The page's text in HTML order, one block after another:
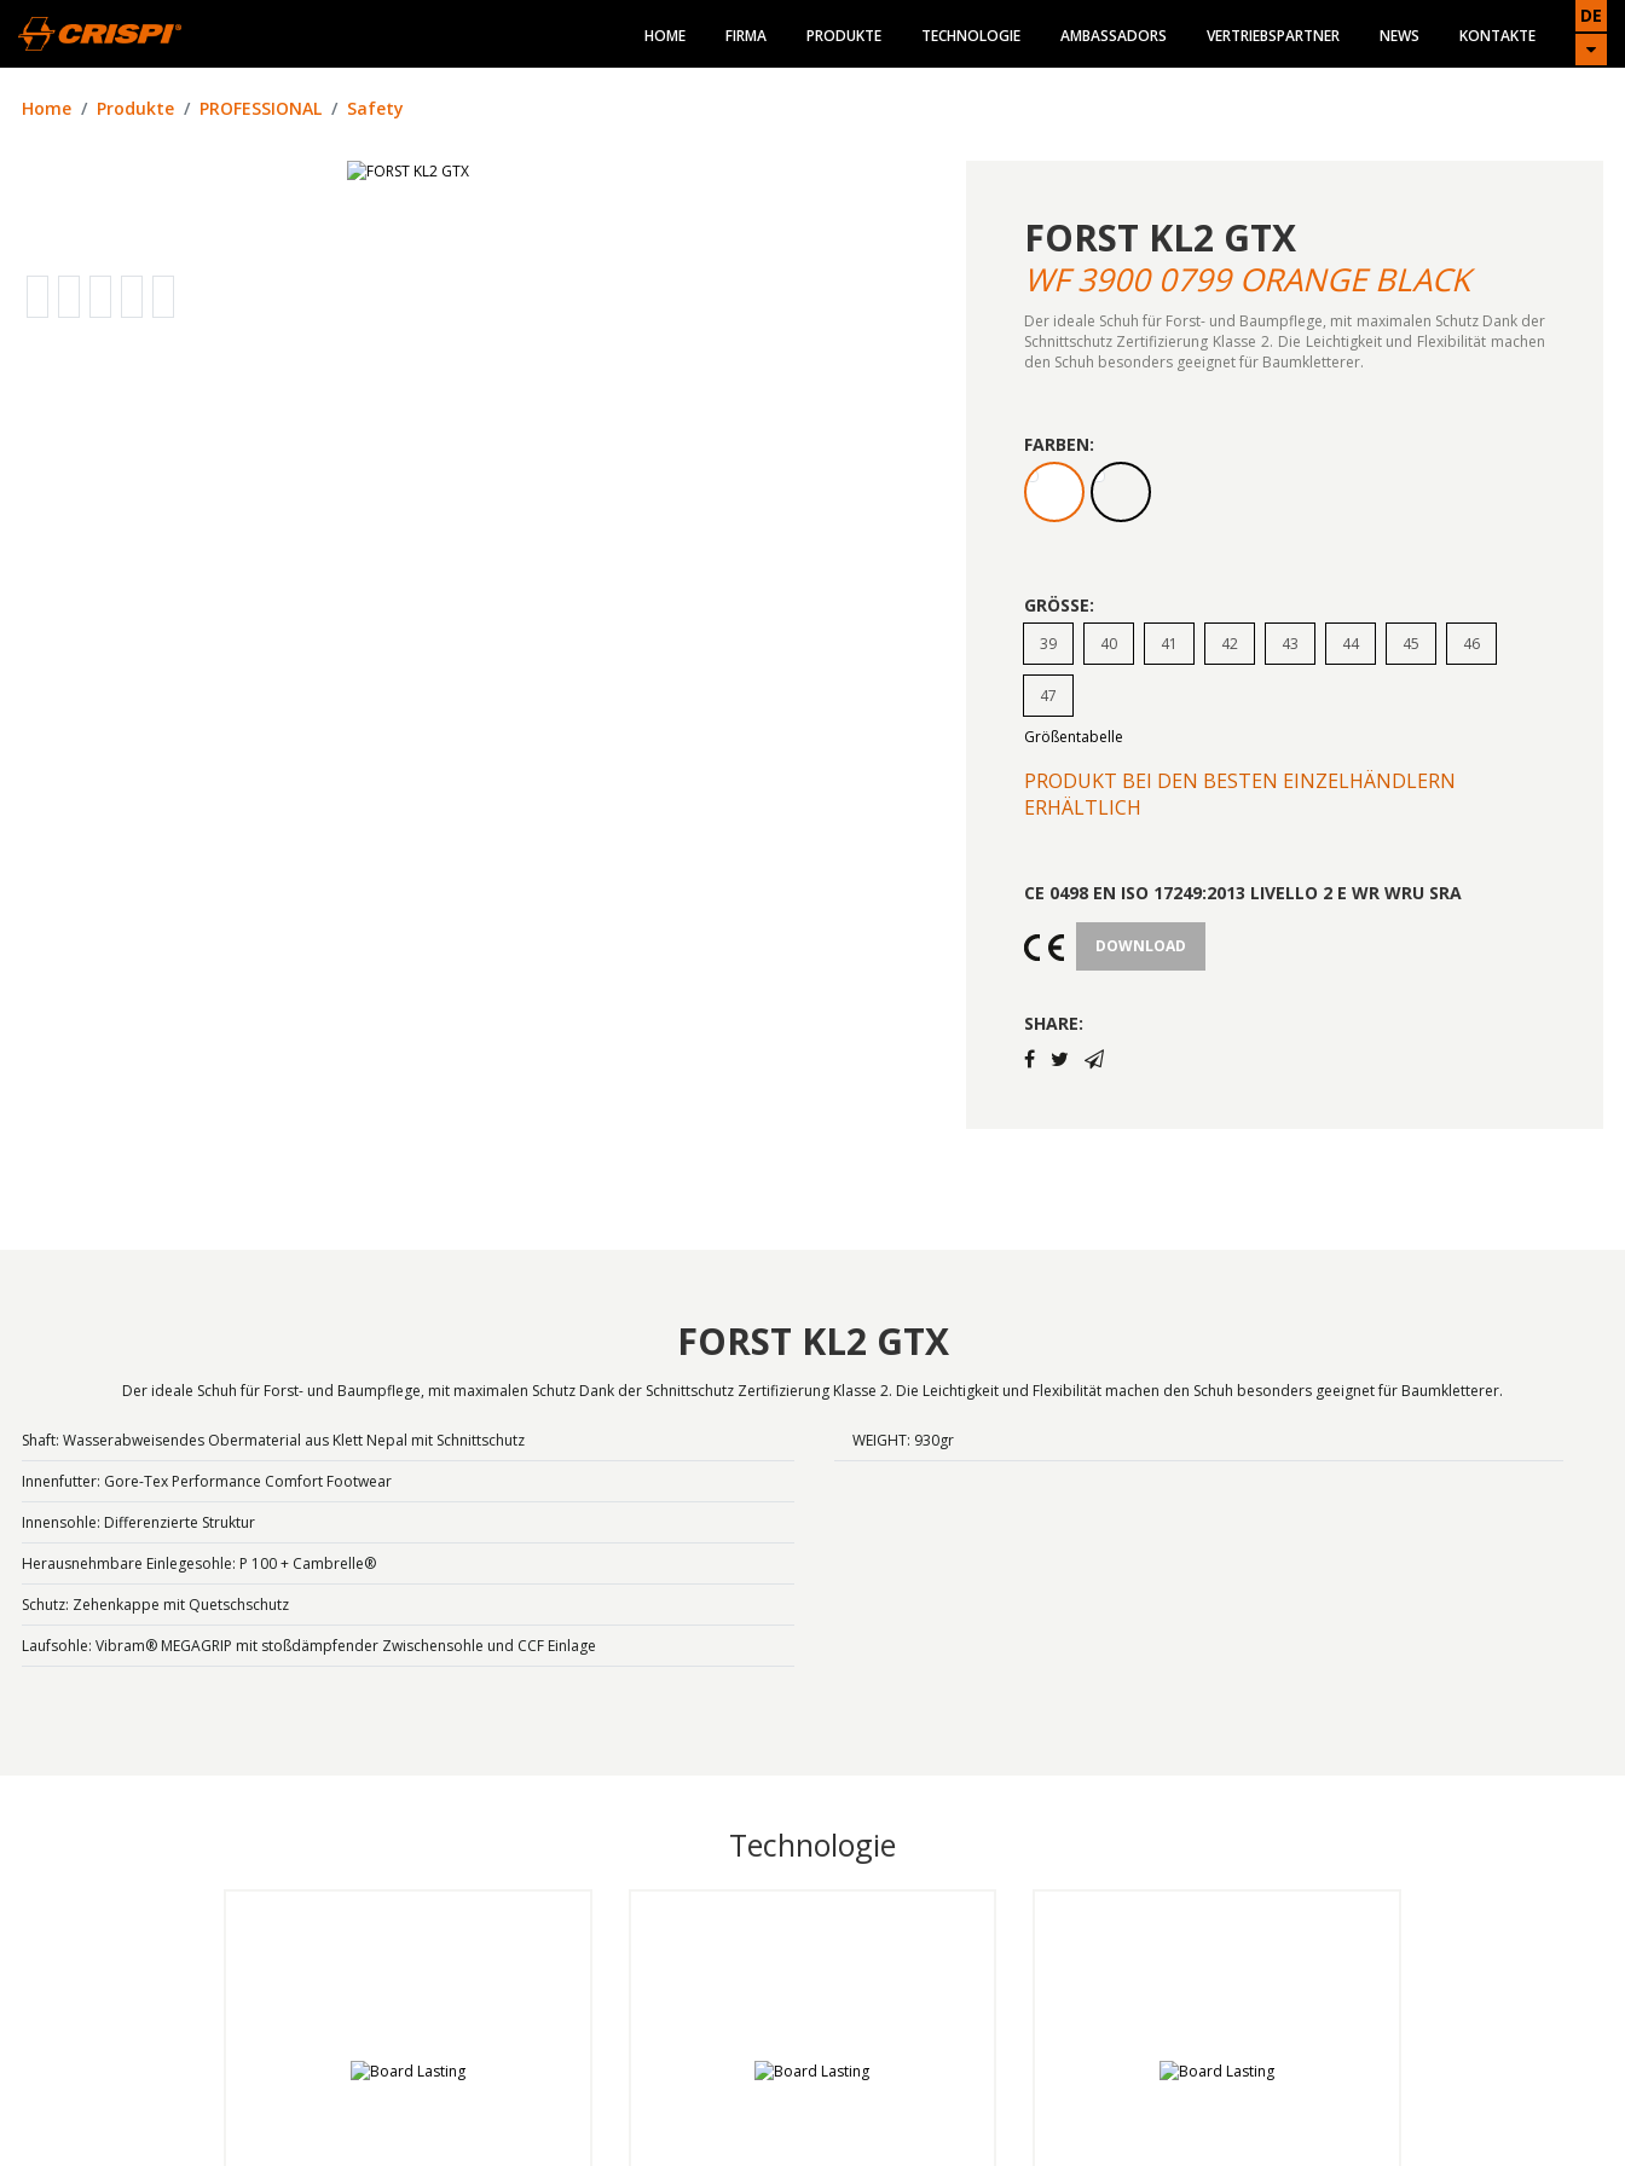
HOME FIRMA PRODUKTE TECHNOLOGIE AMBASSADORS VERTRIEBSPARTNER NEWS KONTAKTE
DE
Home Produkte PROFESSIONAL Safety
FORST KL2 GTX
WF 3900 0799 ORANGE BLACK
Der ideale Schuh für Forst- und Baumpflege, mit maximalen Schutz Dank der
Schnittschutz Zertifizierung Klasse 2. Die Leichtigkeit und Flexibilität machen
den Schuh besonders geeignet für Baumkletterer.
FARBEN:
GRÖSSE:
39 40 41 42 43 44 45 46
47
Größentabelle
PRODUKT BEI DEN BESTEN EINZELHÄNDLERN
ERHÄLTLICH
CE 0498 EN ISO 17249:2013 LIVELLO 2 E WR WRU SRA
DOWNLOAD
SHARE:
FORST KL2 GTX
Der ideale Schuh für Forst- und Baumpflege, mit maximalen Schutz Dank der Schnittschutz Zertifizierung Klasse 2. Die Leichtigkeit und Flexibilität machen den Schuh besonders geeignet für Baumkletterer.
Shaft: Wasserabweisendes Obermaterial aus Klett Nepal mit Schnittschutz
Innenfutter: Gore-Tex Performance Comfort Footwear
Innensohle: Differenzierte Struktur
Herausnehmbare Einlegesohle: P 100 + Cambrelle®
Schutz: Zehenkappe mit Quetschschutz
Laufsohle: Vibram® MEGAGRIP mit stoßdämpfender Zwischensohle und CCF Einlage
WEIGHT: 930gr
Technologie